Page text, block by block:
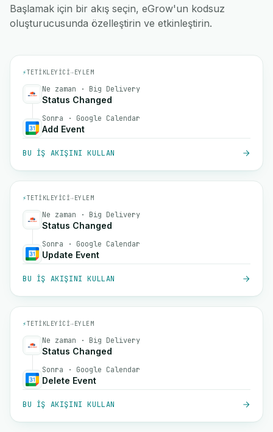
Başlamak için bir akış seçin, eGrow'un kodsuz
oluşturucusunda özelleştirin ve etkinleştirin.
⚡TETIKLEYICI→EYLEM
Ne zaman · Big Delivery
Status Changed
Sonra · Google Calendar
Add Event
BU IŞ AKIŞINI KULLAN
⚡TETIKLEYICI→EYLEM
Ne zaman · Big Delivery
Status Changed
Sonra · Google Calendar
Update Event
BU IŞ AKIŞINI KULLAN
⚡TETIKLEYICI→EYLEM
Ne zaman · Big Delivery
Status Changed
Sonra · Google Calendar
Delete Event
BU IŞ AKIŞINI KULLAN